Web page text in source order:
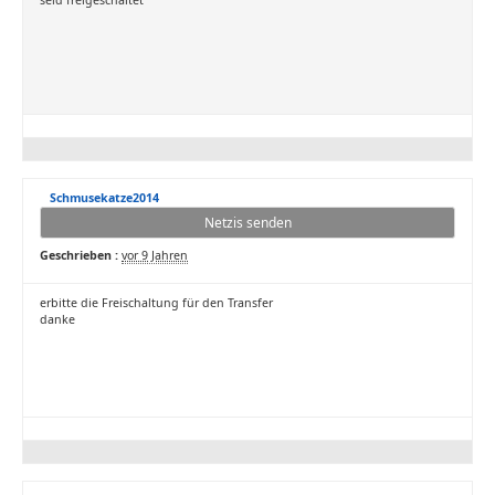
Schmusekatze2014
Netzis senden
Geschrieben : vor 9 Jahren
erbitte die Freischaltung für den Transfer
danke